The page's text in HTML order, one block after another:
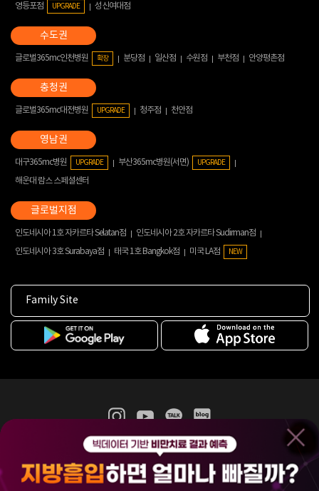
영등포점
UPGRADE 성신여대점
글로벌365mc인천병원 확장 분당점 일산점 수원점 부천점 안양평촌점
글로벌365mc대전병원 UPGRADE 청주점 천안점
대구365mc병원 UPGRADE 부산365mc병원(서면) UPGRADE
해운대 람스 스페셜센터
인도네시아 1호 자카르타 Selatan점
인도네시아 2호 자카르타 Sudirman점
인도네시아 3호 Surabaya점
태국 1호 Bangkok점 미국 LA점 NEW
Family Site
365mc 병·의원 이용약관
홈페이지 이용약관
비급여진료수가